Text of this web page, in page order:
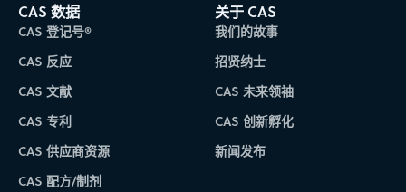
CAS 数据
CAS 登记号®
CAS 反应
CAS 文献
CAS 专利
CAS 供应商资源
CAS 配方/制剂
关于 CAS
我们的故事
招贤纳士
CAS 未来领袖
CAS 创新孵化
新闻发布